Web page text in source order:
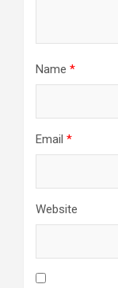
Name *
Email *
Website